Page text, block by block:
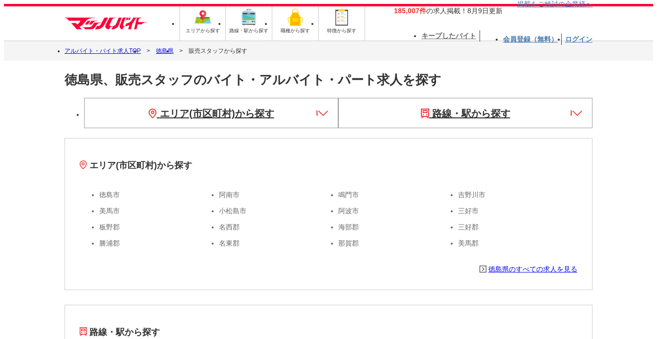
エリアから探す 路線・駅から探す 職種から探す 特徴から探す
185,007件の求人掲載！8月9日更新
掲載をご検討の企業様へ
キープしたバイト 会員登録（無料） ログイン
アルバイト・バイト求人TOP 徳島県 販売スタッフから探す
徳島県、販売スタッフのバイト・アルバイト・パート求人を探す
エリア(市区町村)から探す 路線・駅から探す
エリア(市区町村)から探す
徳島市 阿南市 鳴門市 吉野川市
美馬市 小松島市 阿波市 三好市
板野郡 名西郡 海部郡 三好郡
勝浦郡 名東郡 那賀郡 美馬郡
徳島県のすべての求人を見る
路線・駅から探す